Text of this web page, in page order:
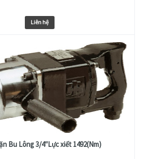
Liên hệ
Bu Lông 3/4″Lực xiết 1492(Nm)